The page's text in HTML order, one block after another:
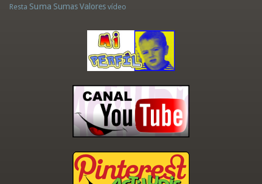
Resta Suma Sumas Valores vídeo